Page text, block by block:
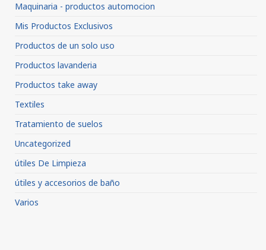
Maquinaria - productos automocion
Mis Productos Exclusivos
Productos de un solo uso
Productos lavanderia
Productos take away
Textiles
Tratamiento de suelos
Uncategorized
útiles De Limpieza
útiles y accesorios de baño
Varios